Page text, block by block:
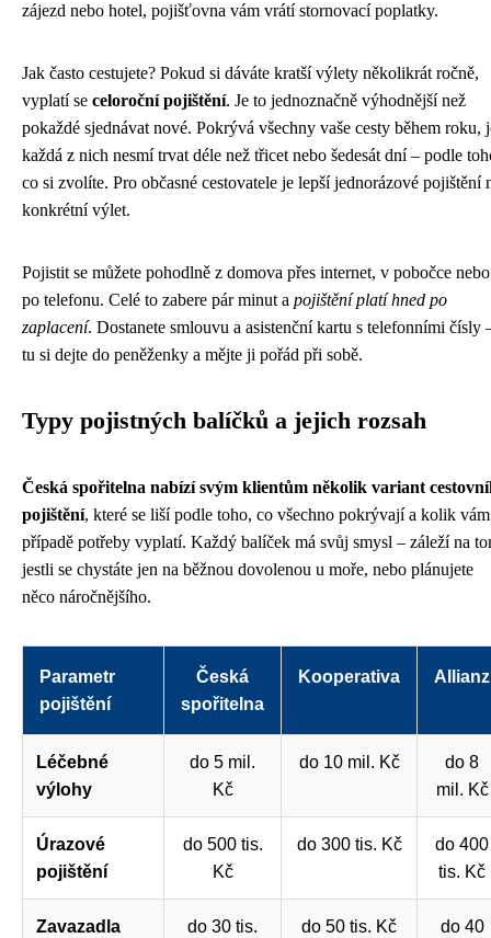
zájezd nebo hotel, pojišťovna vám vrátí stornovací poplatky.
Jak často cestujete? Pokud si dáváte kratší výlety několikrát ročně,
vyplatí se celoroční pojištění. Je to jednoznačně výhodnější než
pokaždé sjednávat nové. Pokrývá všechny vaše cesty během roku,
každá z nich nesmí trvat déle než třicet nebo šedesát dní – podle
co si zvolíte. Pro občasné cestovatele je lepší jednorázové pojištění
konkrétní výlet.
Pojistit se můžete pohodlně z domova přes internet, v pobočce nebo
po telefonu. Celé to zabere pár minut a pojištění platí hned po
zaplacení. Dostanete smlouvu a asistenční kartu s telefonními čísly
tu si dejte do peněženky a mějte ji pořád při sobě.
Typy pojistných balíčků a jejich rozsah
Česká spořitelna nabízí svým klientům několik variant
pojištění, které se liší podle toho, co všechno pokrývají a kolik
případě potřeby vyplatí. Každý balíček má svůj smysl – záleží na
jestli se chystáte jen na běžnou dovolenou u moře, nebo plánujete
něco náročnějšího.
Parametr
pojištění
Česká
spořitelna
Kooperativa Allianz
Léčebné
výlohy
do 5 mil.
Kč
do 10 mil. Kč
do 8
mil. Kč
Úrazové
pojištění
do 500 tis.
Kč
do 300 tis. Kč
do 400
tis. Kč
Zavazadla
do 30 tis.
do 50 tis. Kč
do 40